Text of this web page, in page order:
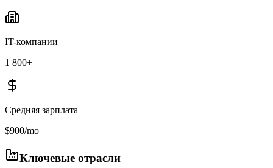
IT-компании
1 800+
Средняя зарплата
$900/mo
Ключевые отрасли